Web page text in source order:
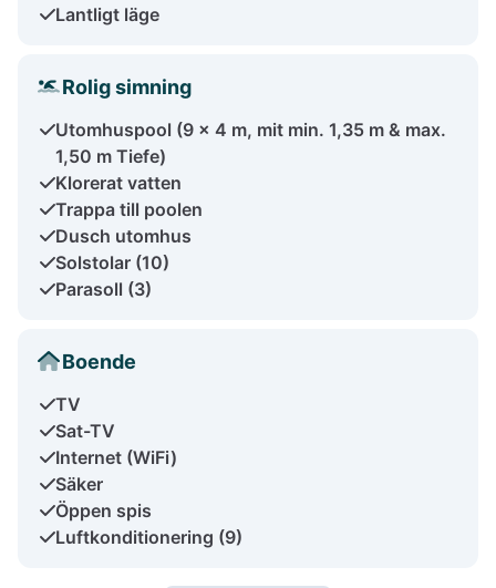
Lantligt läge
Rolig simning
Utomhuspool (9 x 4 m, mit min. 1,35 m & max.
1,50 m Tiefe)
Klorerat vatten
Trappa till poolen
Dusch utomhus
Solstolar (10)
Parasoll (3)
Boende
TV
Sat-TV
Internet (WiFi)
Säker
Öppen spis
Luftkonditionering (9)